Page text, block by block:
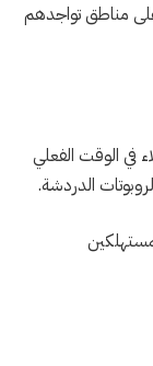
مناطق تواجدهم
في الوقت الفعلي
الدردشة.